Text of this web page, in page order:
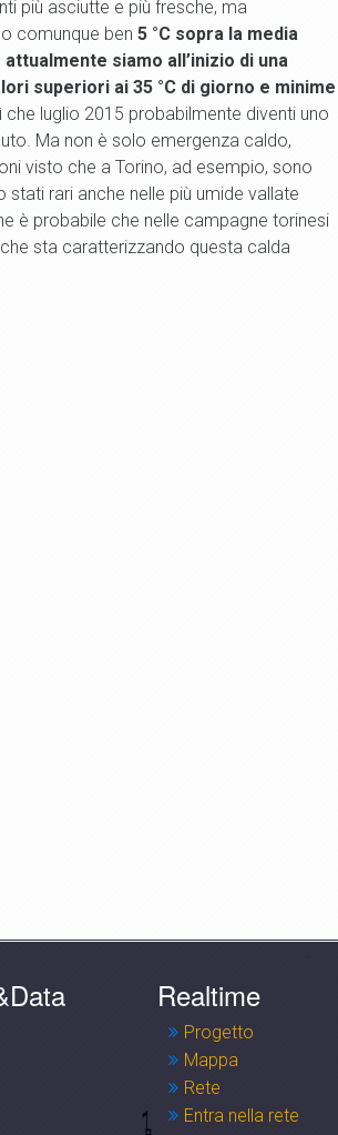
più asciutte e più fresche, ma
comunque ben 5 °C sopra la media
attualmente siamo all’inizio di una
superiori ai 35 °C di giorno e minime
luglio 2015 probabilmente diventi uno
Ma non è solo emergenza caldo,
visto che a Torino, ad esempio, sono
rari anche nelle più umide vallate
è probabile che nelle campagne torinesi
sta caratterizzando questa calda
Realtime
Progetto
Mappa
Rete
Entra nella rete